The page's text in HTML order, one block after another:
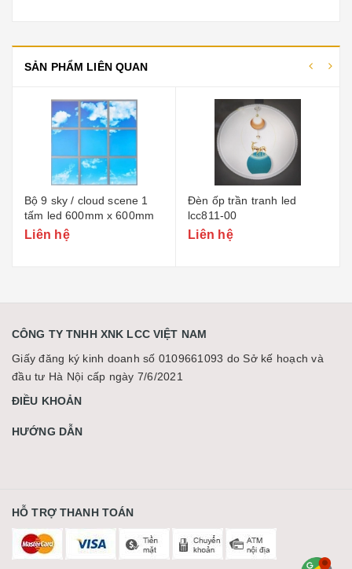
SẢN PHẨM LIÊN QUAN
Bộ 9 sky / cloud scene 1
tấm led 600mm x 600mm
Liên hệ
Đèn ốp trần tranh led
lcc811-00
Liên hệ
CÔNG TY TNHH XNK LCC VIỆT NAM
Giấy đăng ký kinh doanh số 0109661093 do Sở kế hoạch và
đầu tư Hà Nội cấp ngày 7/6/2021
ĐIỀU KHOẢN
HƯỚNG DẪN
HỖ TRỢ THANH TOÁN